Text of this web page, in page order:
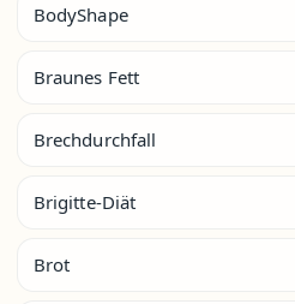
BodyShape
Braunes Fett
Brechdurchfall
Brigitte-Diät
Brot